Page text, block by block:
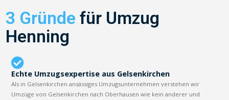
3 Gründe für Umzug
Henning
Echte Umzugsexpertise aus Gelsenkirchen
Als in Gelsenkirchen ansässiges Umzugsunternehmen verstehen wir
Umzüge von Gelsenkirchen nach Oberhausen wie kein anderer und